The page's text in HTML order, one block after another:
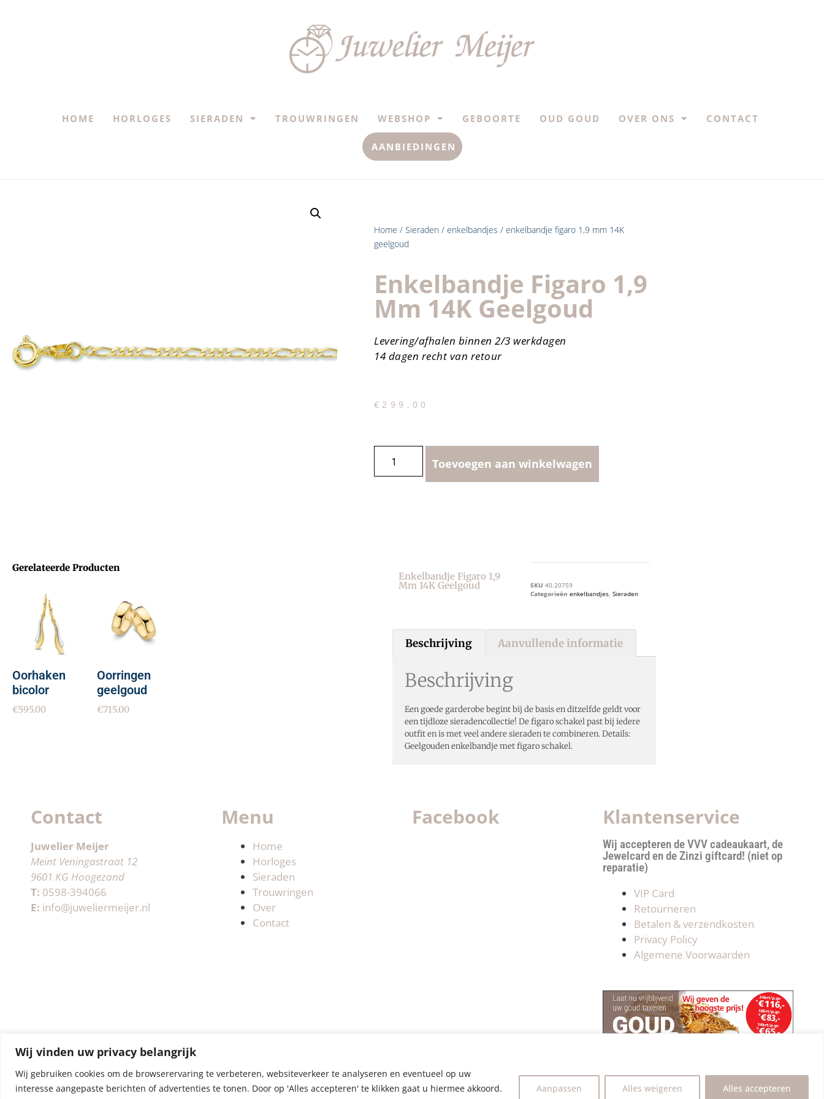
Wij vinden uw privacy belangrijk
Wij gebruiken cookies om de browserervaring te verbeteren, websiteverkeer te analyseren en eventueel op uw
interesse aangepaste berichten of advertenties te tonen. Door op 'Alles accepteren' te klikken gaat u hiermee akkoord.
Aanpassen Alles weigeren Alles accepteren
HOME HORLOGES SIERADEN TROUWRINGEN WEBSHOP GEBOORTE OUD GOUD OVER ONS CONTACT
AANBIEDINGEN
Home / Sieraden / enkelbandjes / enkelbandje figaro 1,9 mm 14K
geelgoud
Enkelbandje Figaro 1,9
Mm 14K Geelgoud
Levering/afhalen binnen 2/3 werkdagen
14 dagen recht van retour
€ 299.00
Toevoegen aan winkelwagen
Gerelateerde Producten
Oorhaken
bicolor
€595.00
Oorringen
geelgoud
€715.00
Enkelbandje Figaro 1,9
Mm 14K Geelgoud SKU 40.20759
Categorieën enkelbandjes, Sieraden
Beschrijving Aanvullende informatie
Beschrijving
Een goede garderobe begint bij de basis en ditzelfde geldt voor
een tijdloze sieradencollectie! De figaro schakel past bij iedere
outfit en is met veel andere sieraden te combineren. Details:
Geelgouden enkelbandje met figaro schakel.
Contact
Juwelier Meijer
Meint Veningastraat 12
9601 KG Hoogezand
T: 0598-394066
E: info@juweliermeijer.nl
Menu
Home
Horloges
Sieraden
Trouwringen
Over
Contact
Facebook Klantenservice
Wij accepteren de VVV cadeaukaart, de
Jewelcard en de Zinzi giftcard! (niet op
reparatie)
VIP Card
Retourneren
Betalen & verzendkosten
Privacy Policy
Algemene Voorwaarden